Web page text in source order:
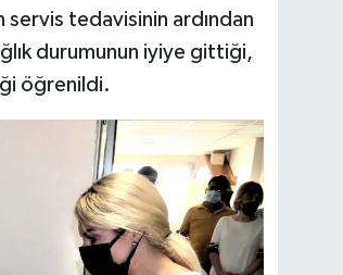
servis tedavisinin ardından
durumunun iyiye gittiği,
öğrenildi.